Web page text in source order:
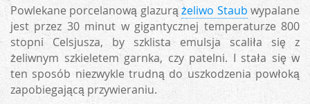
Powlekane porcelanową glazurążeliwo Staub wypalane
jest przez 30 minut w gigantycznej temperaturze 800
stopni Celsjusza, by szklista emulsja scaliła się z
żeliwnym szkieletem garnka, czy patelni. I stała się w
ten sposób niezwykle trudną do uszkodzenia powłoką
zapobiegającą przywieraniu.